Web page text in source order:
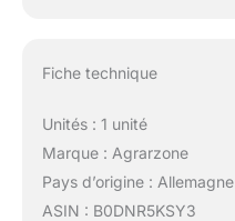
Fiche technique
Unités : 1 unité
Marque : Agrarzone
Pays d’origine : Allemagne
ASIN : B0DNR5KSY3